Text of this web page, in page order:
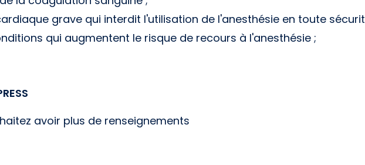
grave qui interdit l'utilisation de l'anesthésie en toute
qui augmentent le risque de recours à l'anesthésie ;
avoir plus de renseignements